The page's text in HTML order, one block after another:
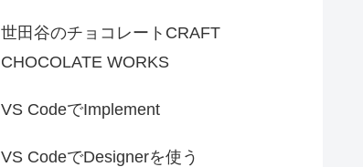
世田谷のチョコレートCRAFT
CHOCOLATE WORKS
VS CodeでImplement
VS CodeでDesignerを使う